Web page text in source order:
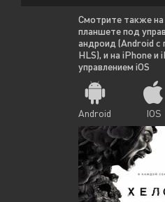
Смотрите также
планшете под
андроид (Android
HLS), и на iPhone и
управлением iOS
Android IOS